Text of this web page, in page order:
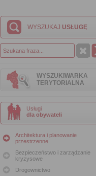
WYSZUKAJ USŁUGĘ
WYSZUKIWARKA
TERYTORIALNA
Usługi
dla obywateli
Architektura i planowanie
przestrzenne
Bezpieczeństwo i zarządzanie
kryzysowe
Drogownictwo